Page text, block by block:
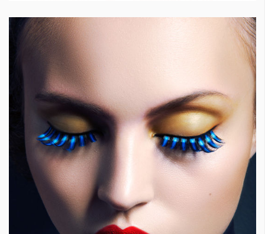
Wellness
СЛЕДВАЙТЕ НИ
Facebook Instagram
YouTube
Ако нашият сайт ви харесва, можете да се абонирате за
седмичния ни нюзлетър тук:
© 2026, HighViewArt | Всички права запазени